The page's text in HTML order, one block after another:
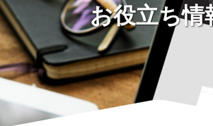
お役立ち情